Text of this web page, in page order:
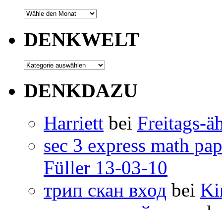
DENKWELT
DENKDAZU
Harriett bei Freitags-
sec 3 express math
Füller 13-03-10
трип скан вход bei